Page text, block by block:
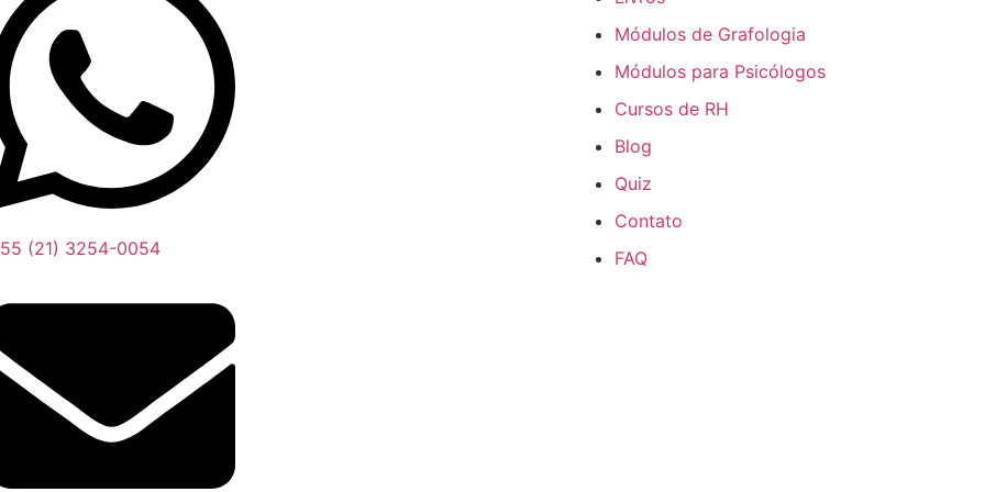
(21) 3254-0054
Módulos de Grafologia
Módulos para Psicólogos
Cursos de RH
Blog
Quiz
Contato
FAQ